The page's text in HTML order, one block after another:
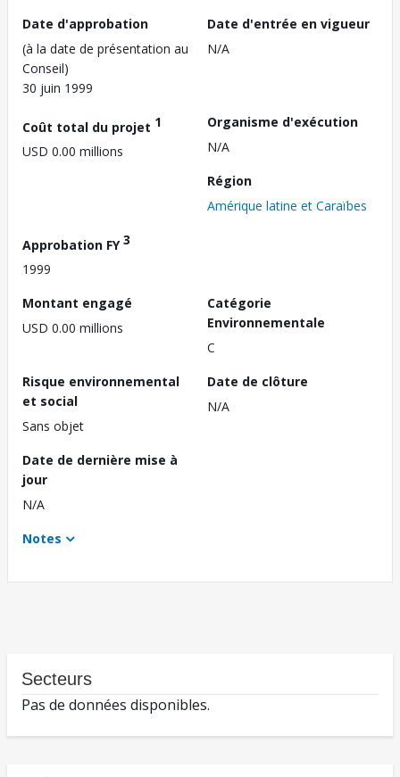
Date d'approbation
(à la date de présentation au
Conseil)
30 juin 1999
Date d'entrée en vigueur
N/A
Coût total du projet 1
USD 0.00 millions
Organisme d'exécution
N/A
Région
Amérique latine et Caraïbes
Approbation FY3
1999
Montant engagé
USD 0.00 millions
Catégorie
Environnementale
C
Risque environnemental
et social
Sans objet
Date de clôture
N/A
Date de dernière mise à
jour
N/A
Notes
Secteurs
Pas de données disponibles.